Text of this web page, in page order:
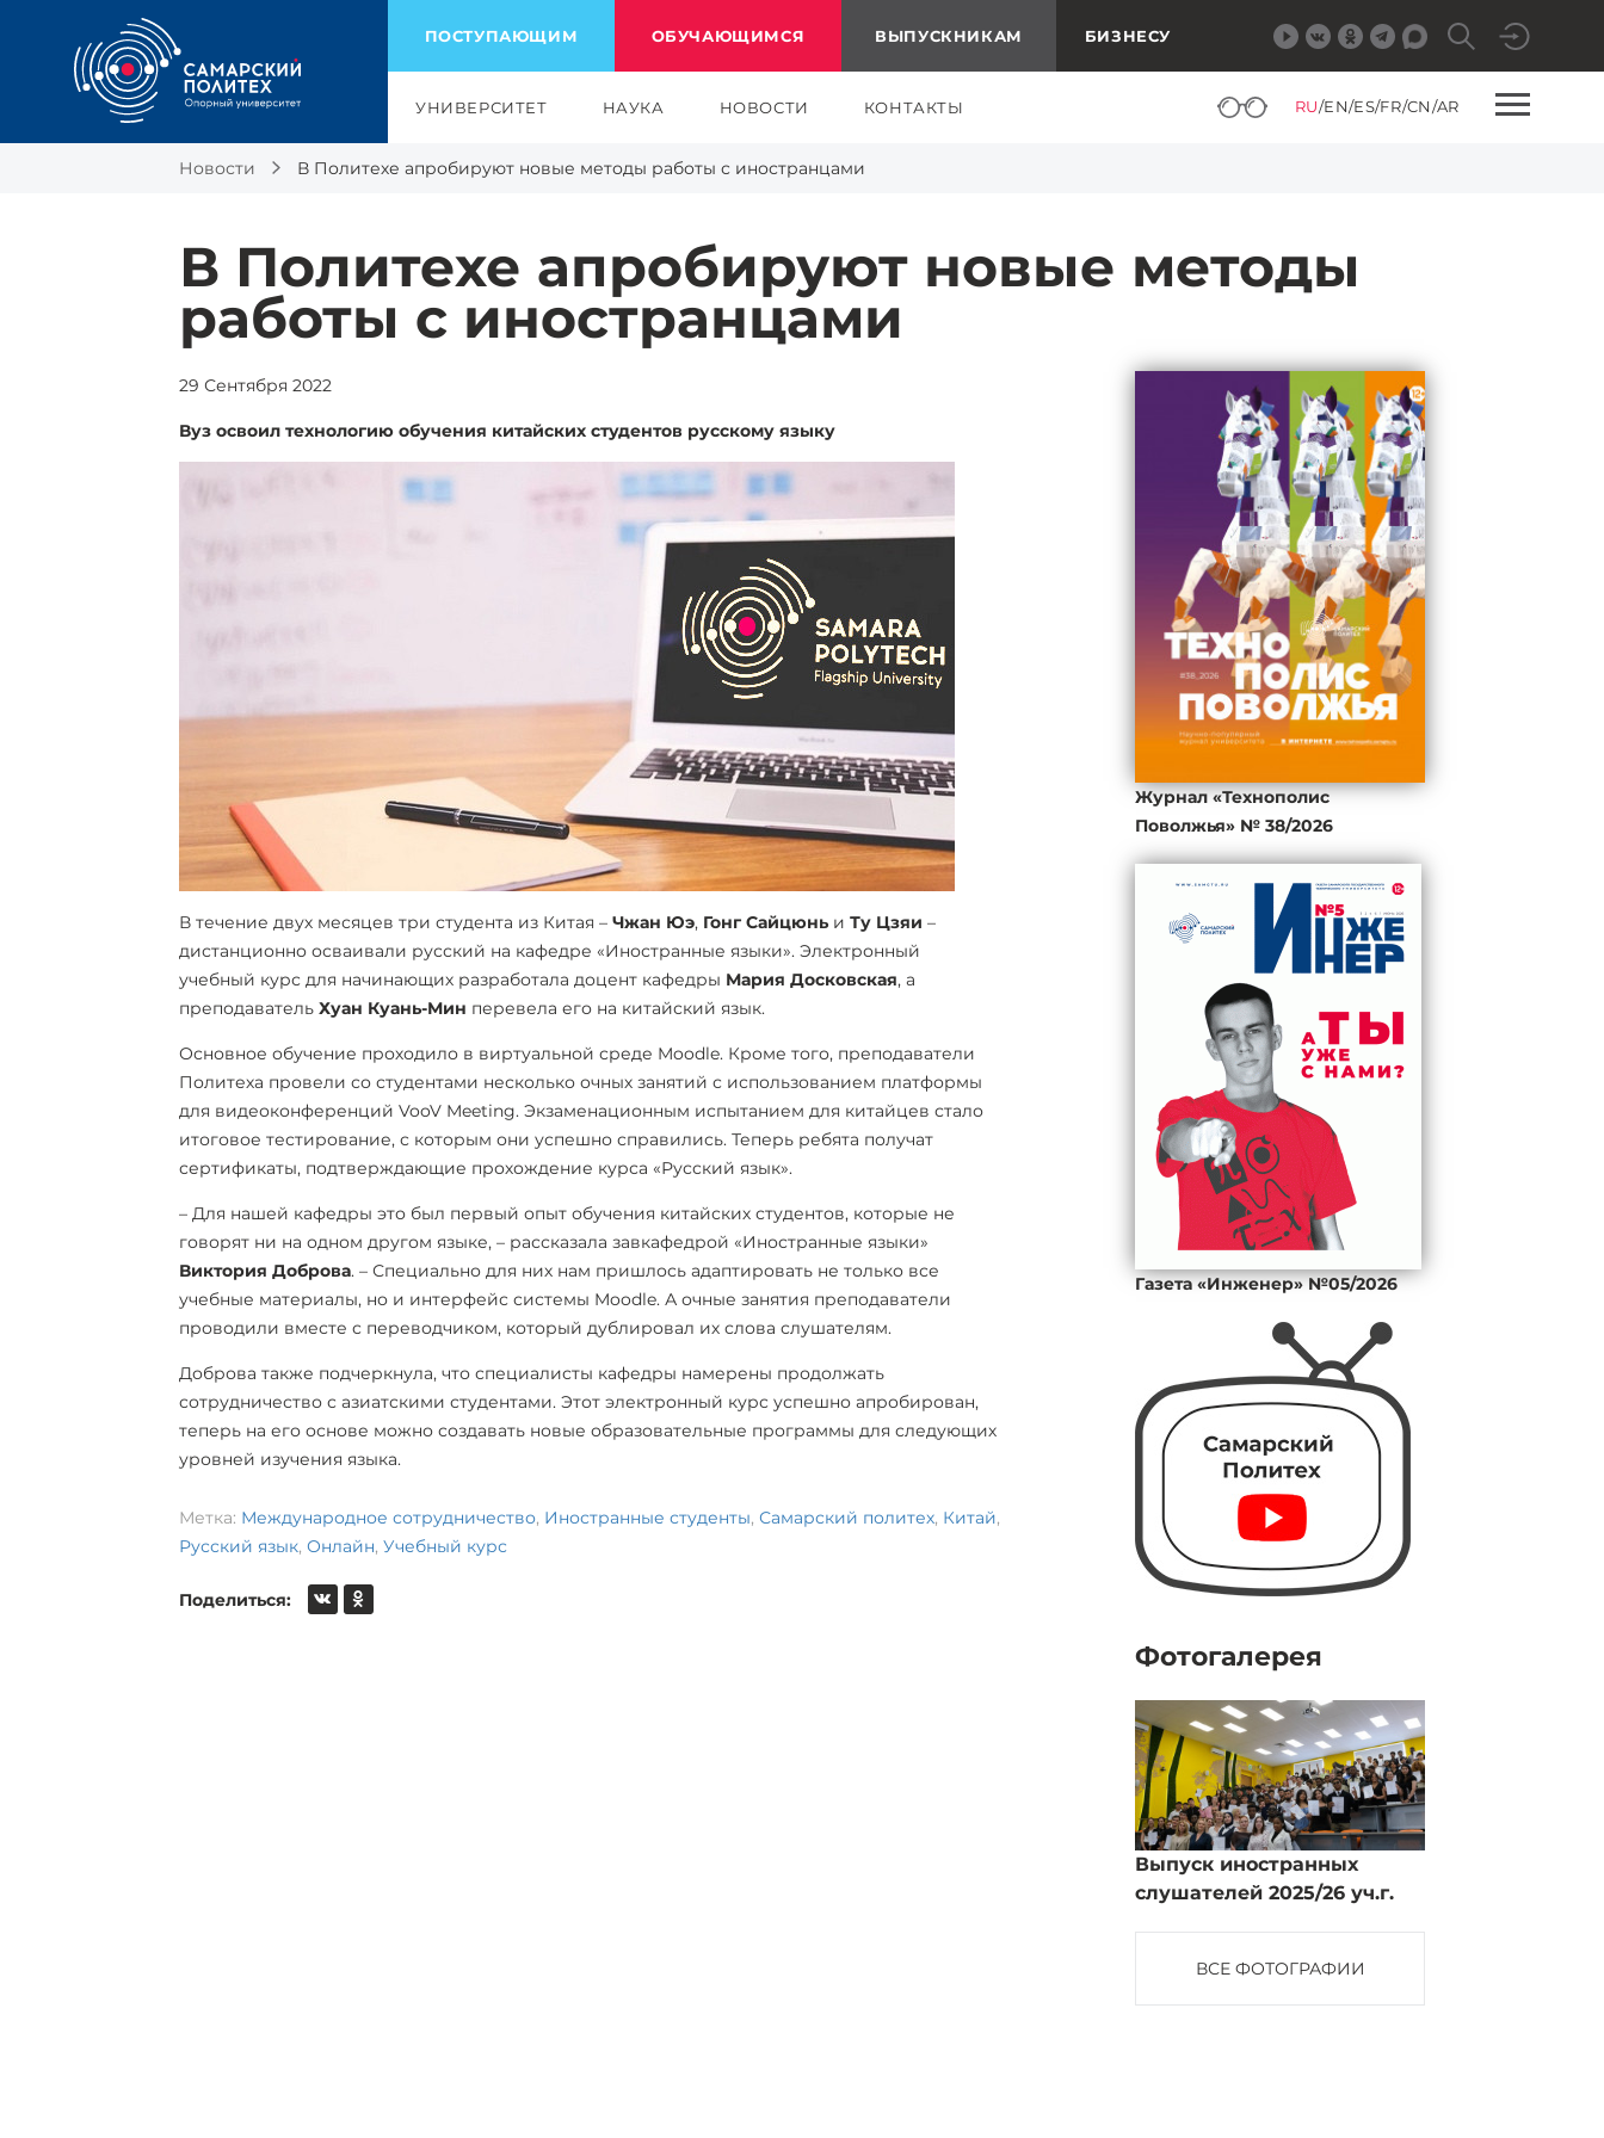
ПОСТУПАЮЩИМ ОБУЧАЮЩИМСЯ ВЫПУСКНИКАМ БИЗНЕСУ
УНИВЕРСИТЕТ НАУКА НОВОСТИ КОНТАКТЫ RU/EN/ES/FR/CN/AR
Новости В Политехе апробируют новые методы работы с иностранцами
В Политехе апробируют новые методы
работы с иностранцами
29 Сентября 2022
Вуз освоил технологию обучения китайских студентов русскому языку
В течение двух месяцев три студента из Китая – Чжан Юэ, Гонг Сайцюньи Ту Цзяи –
дистанционно осваивали русский на кафедре «Иностранные языки». Электронный
учебный курс для начинающих разработала доцент кафедры Мария Досковская, а
преподаватель Хуан Куань-Мин перевела его на китайский язык.
Основное обучение проходило в виртуальной среде Moodle. Кроме того, преподаватели
Политеха провели со студентами несколько очных занятий с использованием платформы
для видеоконференций VooV Meeting. Экзаменационным испытанием для китайцев стало
итоговое тестирование, с которым они успешно справились. Теперь ребята получат
сертификаты, подтверждающие прохождение курса «Русский язык».
– Для нашей кафедры это был первый опыт обучения китайских студентов, которые не
говорят ни на одном другом языке, – рассказала завкафедрой «Иностранные языки»
Виктория Доброва. – Специально для них нам пришлось адаптировать не только все
учебные материалы, но и интерфейс системы Moodle. А очные занятия преподаватели
проводили вместе с переводчиком, который дублировал их слова слушателям.
Доброва также подчеркнула, что специалисты кафедры намерены продолжать
сотрудничество с азиатскими студентами. Этот электронный курс успешно апробирован,
теперь на его основе можно создавать новые образовательные программы для следующих
уровней изучения языка.
Метка: Международное сотрудничество, Иностранные студенты, Самарский политех, Китай,
Русский язык, Онлайн, Учебный курс
Поделиться:
Журнал «Технополис
Поволжья» № 38/2026
Газета «Инженер» №05/2026
Фотогалерея
Выпуск иностранных
слушателей 2025/26 уч.г.
ВСЕ ФОТОГРАФИИ